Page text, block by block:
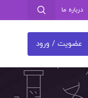
درباره ما
عضویت / ورود